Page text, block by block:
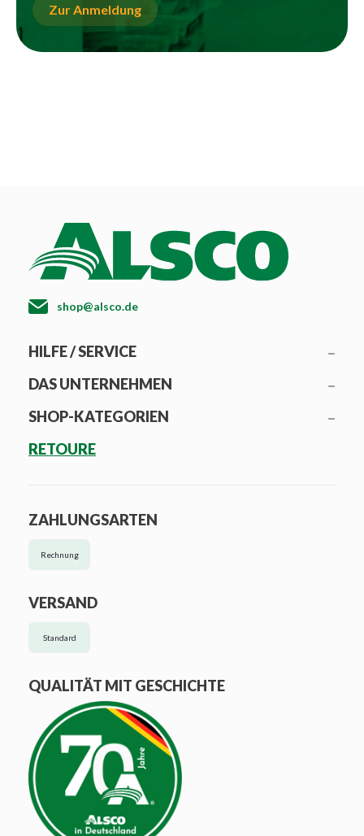
Zur Anmeldung
shop@alsco.de
HILFE / SERVICE
DAS UNTERNEHMEN
SHOP-KATEGORIEN
RETOURE
ZAHLUNGSARTEN
Rechnung
VERSAND
Standard
QUALITÄT MIT GESCHICHTE